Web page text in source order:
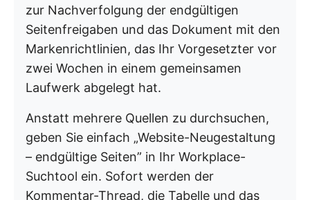
zur Nachverfolgung der endgültigen
Seitenfreigaben und das Dokument mit den
Markenrichtlinien, das Ihr Vorgesetzter vor
zwei Wochen in einem gemeinsamen
Laufwerk abgelegt hat.
Anstatt mehrere Quellen zu durchsuchen,
geben Sie einfach „Website-Neugestaltung
– endgültige Seiten” in Ihr Workplace-
Suchtool ein. Sofort werden der
Kommentar-Thread, die Tabelle und das